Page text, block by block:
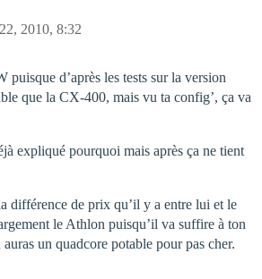
2010, 8:32
puisque d’après les tests sur la version
que la CX-400, mais vu ta config’, ça va
expliqué pourquoi mais après ça ne tient
différence de prix qu’il y a entre lui et le
le Athlon puisqu’il va suffire à ton
un quadcore potable pour pas cher.